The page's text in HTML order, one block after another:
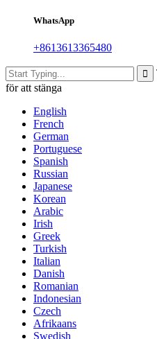
WhatsApp
+8613613365480
för att stänga
English
French
German
Portuguese
Spanish
Russian
Japanese
Korean
Arabic
Irish
Greek
Turkish
Italian
Danish
Romanian
Indonesian
Czech
Afrikaans
Swedish